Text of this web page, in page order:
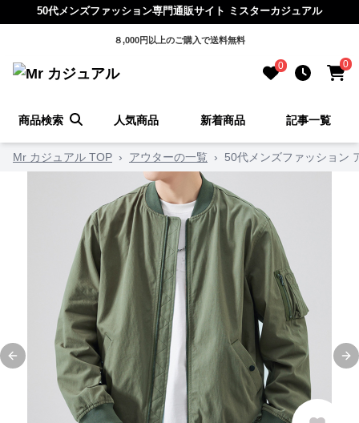
50代メンズファッション専門通販サイト ミスターカジュアル
８,000円以上のご購入で送料無料
0 0
商品検索 人気商品 新着商品 記事一覧
Mr カジュアル TOP › アウターの一覧 › 50代メンズファッション
Previous slide